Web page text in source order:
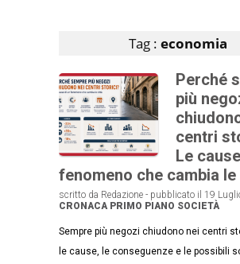
Tag : economia
Perché
più
centri
Le
fenomeno che cambia
scritto da Redazione - pubblicato il 19
CRONACA PRIMO PIANO SOCIETÀ
Sempre più negozi chiudono nei centri
le cause, le conseguenze e le possibili